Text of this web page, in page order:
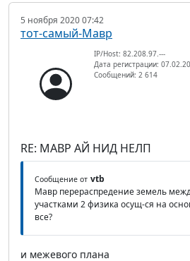
5 ноября 2020 07:42
тот-самый-Мавр
IP/Host: 82.208.97.---
Дата регистрации:
Сообщений: 2 614
RE: МАВР АЙ НИД НЕЛП
Сообщение от vtb
Мавр перераспредение земель
участками 2 физика осущ-ся на
все?
и межевого плана